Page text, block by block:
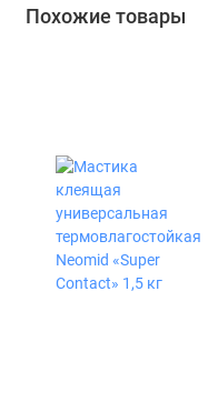
Похожие товары